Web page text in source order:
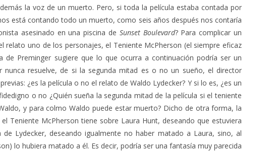
la voz de un muerto. Pero, si toda la película estaba contada por
está contando todo un muerto, como seis años después nos contaría
asesinado en una piscina de Sunset Boulevard? Para complicar un
relato uno de los personajes, el Teniente McPherson (el siempre eficaz
de Preminger sugiere que lo que ocurra a continuación podría ser un
nunca resuelve, de si la segunda mitad es o no un sueño, el director
¿es la película o no el relato de Waldo Lydecker? Y si lo es, ¿es un
o no ¿Quién sueña la segunda mitad de la película si el teniente
y para colmo Waldo puede estar muerto? Dicho de otra forma, la
Teniente McPherson tiene sobre Laura Hunt, deseando que estuviera
Lydecker, deseando igualmente no haber matado a Laura, sino, al
lo hubiera matado a él. Es decir, podría ser una fantasía muy parecida